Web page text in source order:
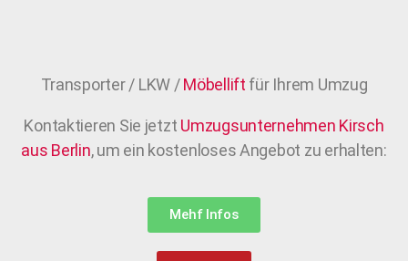
Transporter / LKW /Möbellift für Ihrem Umzug
Kontaktieren Sie jetzt Umzugsunternehmen Kirsch
aus Berlin, um ein kostenloses Angebot zu erhalten:
Mehf Infos